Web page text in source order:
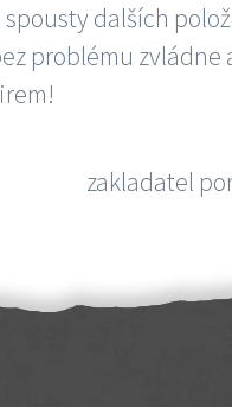
dalších
problému zvládne
zakladatel